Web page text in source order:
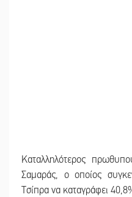
Καταλληλότερος
Σαμαράς, ο οποίος
Τσίπρα να καταγράφει